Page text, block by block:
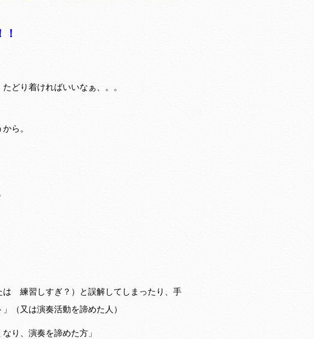
どり着ければいいなぁ、。。
ら。
は 練習しすぎ？）と誤解してしまったり、手
（又は演奏活動を諦めた人）
り、演奏を諦めた方」